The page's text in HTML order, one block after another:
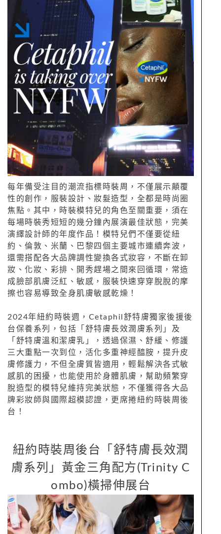
每年備受注目的潮流指標時裝周，不僅展示顛覆
性的創作，服裝設計、妝髮造型，全都是時尚圈
焦點。其中，時裝模特兒的角色至關重要，須在
每場時裝秀短短的幾分鐘內展演最佳狀態，完美
演繹設計師的年度作品！模特兒們不僅要從紐
約、倫敦、米蘭、巴黎四個主要城市連續奔波，
還需搭配各大品牌調性變換各式妝容，不斷在卸
妝、化妝、彩排、開秀趕場之間來回循環，常造
成臉部肌膚泛紅、敏感，服裝快速穿穿脫脫的摩
擦也容易導致全身肌膚敏感乾燥！
2024年紐約時裝週，Cetaphil舒特膚獨家後援後
台保養系列，包括「舒特膚長效潤膚系列」及
「舒特膚溫和潔膚乳」，透過保濕、舒緩、修護
三大重點一次到位，活化多重神經醯胺，提升皮
膚修護力，不但全膚質皆適用，輕鬆解決各式敏
感肌的困擾，也能使用於身體肌膚，幫助頻繁穿
脫造型的模特兒維持完美狀態，不僅獲得各大品
牌彩妝師與國際超模認證，更席捲紐約時裝周後
台！
紐約時裝周後台「舒特膚長效潤
膚系列」黃金三角配方(Trinity C
ombo)橫掃伸展台